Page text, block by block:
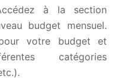
à la section
budget mensuel.
votre budget et
catégories